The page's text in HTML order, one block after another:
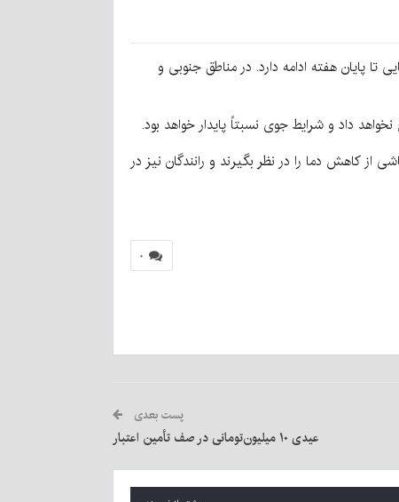
تا پایان هفته ادامه دارد. در مناطق جنوبی و
داد و شرایط جوی نسبتاً پایدار خواهد بود.
از کاهش دما را در نظر بگیرند و رانندگان نیز در
۰
پست بعدی
عیدی ۱۰ میلیون‌تومانی در صف تأمین اعتبار